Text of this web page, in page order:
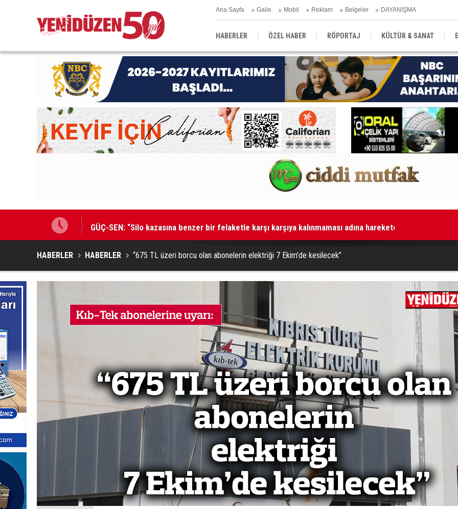
Ana Sayfa Gaile Mobil Reklam Belgeler DAYANIŞMA
HABERLER ÖZEL HABER RÖPORTAJ KÜLTÜR & SANAT
EĞİTİM YEREL YÖNETİM DERGİLER SEKTÖR
GÜÇ-SEN: “Silo kazasına benzer bir felaketle karşı karşıya kalınmaması adına harekete geçtik
HABERLER HABERLER “675 TL üzeri borcu olan abonelerin elektriği 7 Ekim’de kesilecek”